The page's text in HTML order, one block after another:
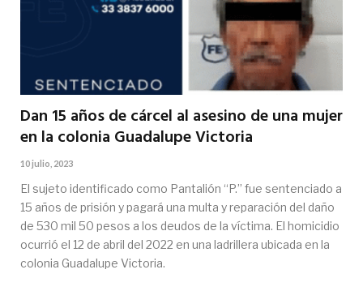
Dan 15 años de cárcel al asesino de una mujer
en la colonia Guadalupe Victoria
10 julio, 2023
El sujeto identificado como Pantalión “P.” fue sentenciado a
15 años de prisión y pagará una multa y reparación del daño
de 530 mil 50 pesos a los deudos de la víctima. El homicidio
ocurrió el 12 de abril del 2022 en una ladrillera ubicada en la
colonia Guadalupe Victoria.